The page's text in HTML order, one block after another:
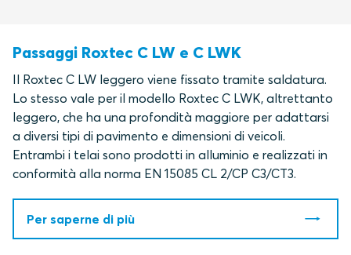
Passaggi Roxtec C LW e C LWK
Il Roxtec C LW leggero viene fissato tramite saldatura.
Lo stesso vale per il modello Roxtec C LWK, altrettanto
leggero, che ha una profondità maggiore per adattarsi
a diversi tipi di pavimento e dimensioni di veicoli.
Entrambi i telai sono prodotti in alluminio e realizzati in
conformità alla norma EN 15085 CL 2/CP C3/CT3.
Per saperne di più